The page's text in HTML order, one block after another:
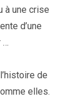
à une crise
d’une
…
de
elles.